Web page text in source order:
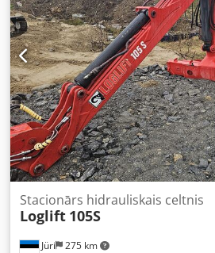
Jüri 275 km
Stacionārs hidrauliskais celtnis
Loglift 105S